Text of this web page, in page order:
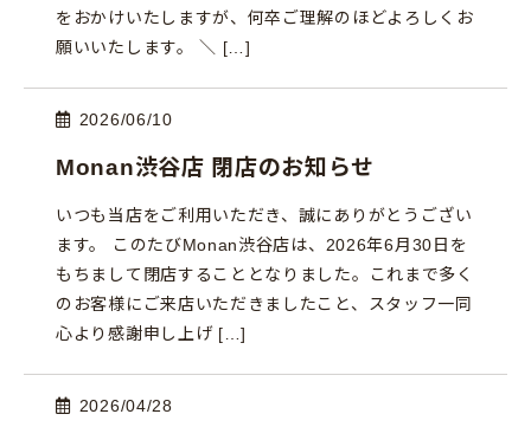
をおかけいたしますが、何卒ご理解のほどよろしくお
願いいたします。 ＼ […]
2026/06/10
Monan渋谷店 閉店のお知らせ
いつも当店をご利用いただき、誠にありがとうござい
ます。 このたびMonan渋谷店は、2026年6月30日を
もちまして閉店することとなりました。これまで多く
のお客様にご来店いただきましたこと、スタッフ一同
心より感謝申し上げ […]
2026/04/28